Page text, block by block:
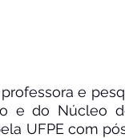
e
e do Núcleo
UFPE com